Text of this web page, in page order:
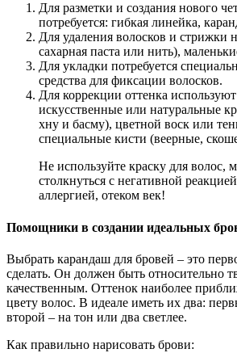
Для разметки и создания нового
потребуется: гибкая линейка,
Для удаления волосков и стрижки
сахарная паста или нить),
Для укладки потребуется
средства для фиксации волосков.
Для коррекции оттенка
искусственные или натуральные
хну и басму), цветной воск или
специальные кисти (веерные,
Не используйте краску для волос,
столкнуться с негативной
аллергией, отеком век!
Помощники в создании идеальных
Выбрать карандаш для бровей – это
сделать. Он должен быть относительно
качественным. Оттенок наиболее
цвету волос. В идеале иметь их два:
второй – на тон или два светлее.
Как правильно нарисовать брови: